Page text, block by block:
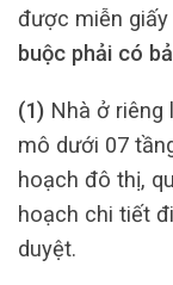
được miễn
buộc phải có
(1) Nhà ở riêng
mô dưới 07
hoạch đô thị,
hoạch chi tiết
duyệt.